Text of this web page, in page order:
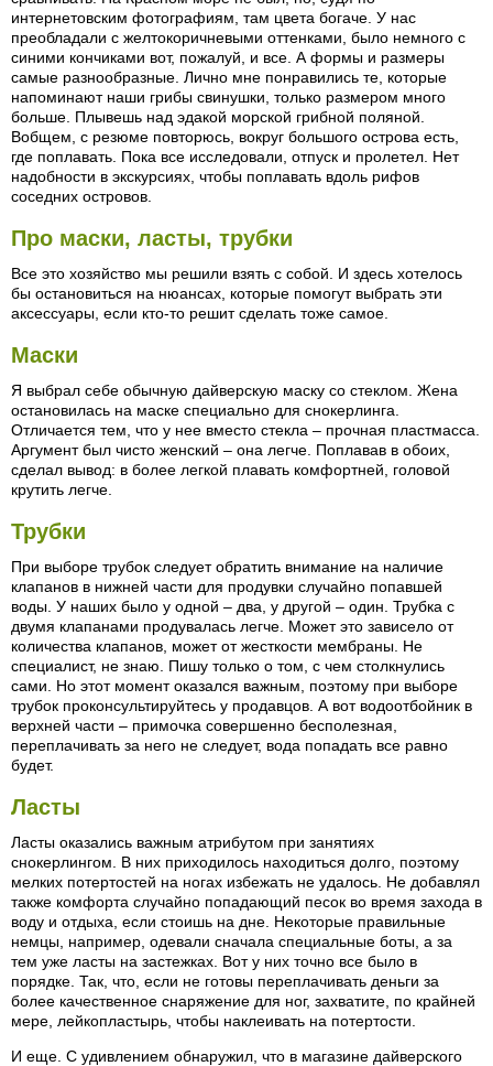
интернетовским фотографиям, там цвета богаче. У нас
преобладали с желтокоричневыми оттенками, было немного с
синими кончиками вот, пожалуй, и все. А формы и размеры
самые разнообразные. Лично мне понравились те, которые
напоминают наши грибы свинушки, только размером много
больше. Плывешь над эдакой морской грибной поляной.
Вобщем, с резюме повторюсь, вокруг большого острова есть,
где поплавать. Пока все исследовали, отпуск и пролетел. Нет
надобности в экскурсиях, чтобы поплавать вдоль рифов
соседних островов.
Про маски, ласты, трубки
Все это хозяйство мы решили взять с собой. И здесь хотелось
бы остановиться на нюансах, которые помогут выбрать эти
аксессуары, если кто-то решит сделать тоже самое.
Маски
Я выбрал себе обычную дайверскую маску со стеклом. Жена
остановилась на маске специально для снокерлинга.
Отличается тем, что у нее вместо стекла – прочная пластмасса.
Аргумент был чисто женский – она легче. Поплавав в обоих,
сделал вывод: в более легкой плавать комфортней, головой
крутить легче.
Трубки
При выборе трубок следует обратить внимание на наличие
клапанов в нижней части для продувки случайно попавшей
воды. У наших было у одной – два, у другой – один. Трубка с
двумя клапанами продувалась легче. Может это зависело от
количества клапанов, может от жесткости мембраны. Не
специалист, не знаю. Пишу только о том, с чем столкнулись
сами. Но этот момент оказался важным, поэтому при выборе
трубок проконсультируйтесь у продавцов. А вот водоотбойник в
верхней части – примочка совершенно бесполезная,
переплачивать за него не следует, вода попадать все равно
будет.
Ласты
Ласты оказались важным атрибутом при занятиях
снокерлингом. В них приходилось находиться долго, поэтому
мелких потертостей на ногах избежать не удалось. Не добавлял
также комфорта случайно попадающий песок во время захода в
воду и отдыха, если стоишь на дне. Некоторые правильные
немцы, например, одевали сначала специальные боты, а за
тем уже ласты на застежках. Вот у них точно все было в
порядке. Так, что, если не готовы переплачивать деньги за
более качественное снаряжение для ног, захватите, по крайней
мере, лейкопластырь, чтобы наклеивать на потертости.
И еще. С удивлением обнаружил, что в магазине дайверского